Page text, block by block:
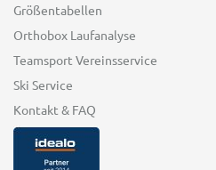
Größentabellen
Orthobox Laufanalyse
Teamsport Vereinsservice
Ski Service
Kontakt & FAQ